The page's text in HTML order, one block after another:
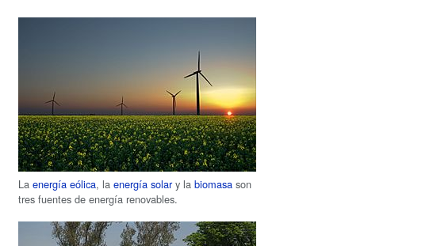
Laenergía eólica, laenergía solary labiomasa son
tres fuentes de energía renovables.